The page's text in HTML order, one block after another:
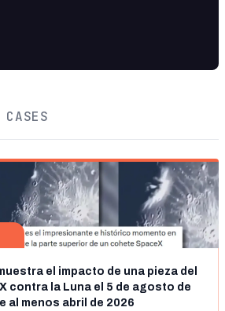
el impacto de una pieza del
contra la Luna el 5 de agosto de
al menos abril de 2026